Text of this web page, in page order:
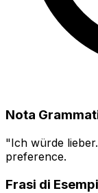
Nota
"Ich würde
preference.
Frasi di